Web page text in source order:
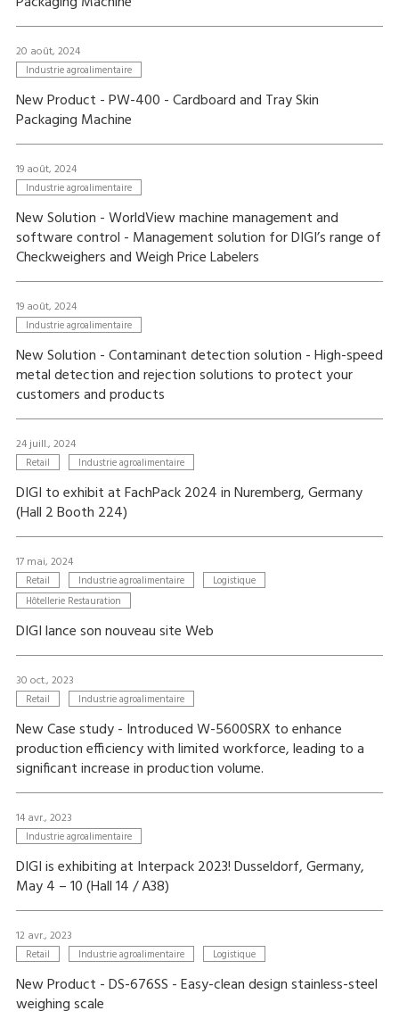
20 août, 2024
Industrie agroalimentaire
New Product - PW-400 - Cardboard and Tray Skin
Packaging Machine
19 août, 2024
Industrie agroalimentaire
New Solution - WorldView machine management and
software control - Management solution for DIGI’s range of
Checkweighers and Weigh Price Labelers
19 août, 2024
Industrie agroalimentaire
New Solution - Contaminant detection solution - High-speed
metal detection and rejection solutions to protect your
customers and products
24 juill., 2024
Retail Industrie agroalimentaire
DIGI to exhibit at FachPack 2024 in Nuremberg, Germany
(Hall 2 Booth 224)
17 mai, 2024
Retail Industrie agroalimentaire
Logistique
Hôtellerie Restauration
DIGI lance son nouveau site Web
30 oct., 2023
Retail Industrie agroalimentaire
New Case study - Introduced W-5600SRX to enhance
production efficiency with limited workforce, leading to a
significant increase in production volume.
14 avr., 2023
Industrie agroalimentaire
DIGI is exhibiting at Interpack 2023! Dusseldorf, Germany,
May 4 – 10 (Hall 14 / A38)
12 avr., 2023
Retail Industrie agroalimentaire Logistique
New Product - DS-676SS - Easy-clean design stainless-steel
weighing scale